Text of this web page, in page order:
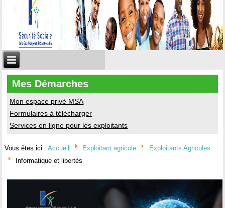
Mes Démarches
Mon espace privé MSA
Formulaires à télécharger
Services en ligne pour les exploitants
Vous êtes ici :Accueil Exploitant agricole
Exploitants Agricoles
Informatique et libertés